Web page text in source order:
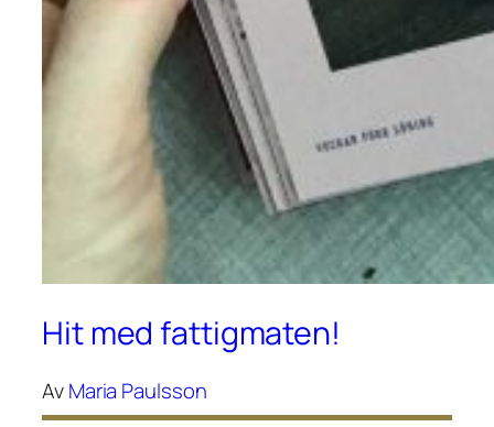
Hit med fattigmaten!
AvMaria Paulsson